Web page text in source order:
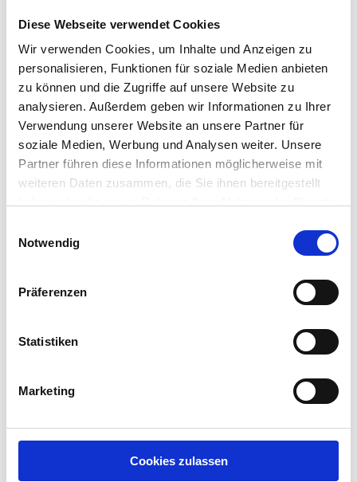
Diese Webseite verwendet Cookies
Wir verwenden Cookies, um Inhalte und Anzeigen zu
personalisieren, Funktionen für soziale Medien anbieten
zu können und die Zugriffe auf unsere Website zu
analysieren. Außerdem geben wir Informationen zu Ihrer
Verwendung unserer Website an unsere Partner für
soziale Medien, Werbung und Analysen weiter. Unsere
Partner führen diese Informationen möglicherweise mit
weiteren Daten zusammen, die Sie ihnen bereitgestellt
Notwendig
Präferenzen
Statistiken
Marketing
Cookies zulassen
Angebote & Pauschalen
Chalets
Die Chalets / Wohnungen sind ein Zusammenspiel aus traditioneller
Eleganz und modernem Purismus – für Ihre besonderen
charakteristische Duft von Lärche, Fichte, Tanne und Eiche prägen
das Ambiente des Alpin Chalet; sowohl innen als auch außen. Holz,
Wir haben für Sie einen stilvollen Raum mit alpinem Charme
Natürlich wohlfühlen
geht ganz einfach